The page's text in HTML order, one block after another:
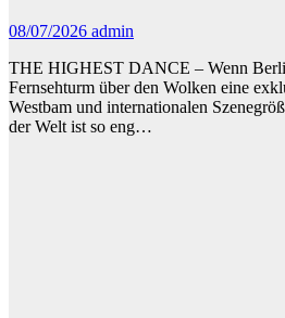
08/07/2026 admin
THE HIGHEST DANCE – Wenn
Fernsehturm über den Wolken eine
Westbam und internationalen
der Welt ist so eng…